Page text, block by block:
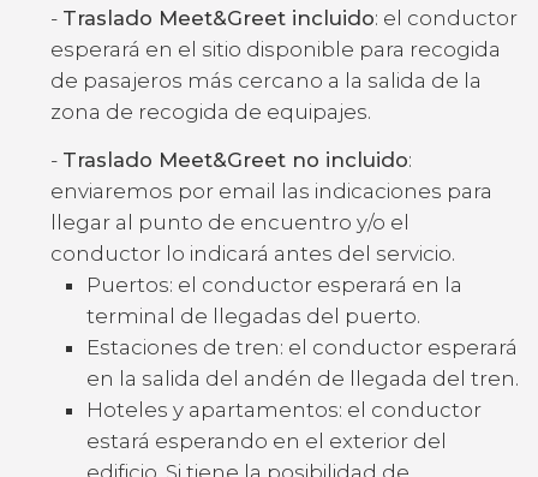
- Traslado Meet&Greet incluido: el conductor
esperará en el sitio disponible para recogida
de pasajeros más cercano a la salida de la
zona de recogida de equipajes.
- Traslado Meet&Greet no incluido:
enviaremos por email las indicaciones para
llegar al punto de encuentro y/o el
conductor lo indicará antes del servicio.
Puertos: el conductor esperará en la
terminal de llegadas del puerto.
Estaciones de tren: el conductor esperará
en la salida del andén de llegada del tren.
Hoteles y apartamentos: el conductor
estará esperando en el exterior del
edificio. Si tiene la posibilidad de